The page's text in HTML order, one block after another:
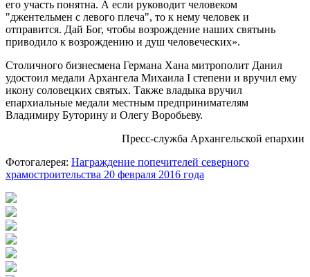
его участь понятна. А если руководит человеком
"джентельмен с левого плеча", то к нему человек и
отправится. Дай Бог, чтобы возрождение наших святынь
приводило к возрождению и душ человеческих».
Столичного бизнесмена Германа Хана митрополит Данил
удостоил медали Архангела Михаила I степени и вручил ему
икону соловецких святых. Также владыка вручил
епархиальные медали местным предпринимателям
Владимиру Буторину и Олегу Воробьеву.
Пресс-служба Архангельской епархии
Фотогалерея: Награждение попечителей северного
храмостроительства 20 февраля 2016 года